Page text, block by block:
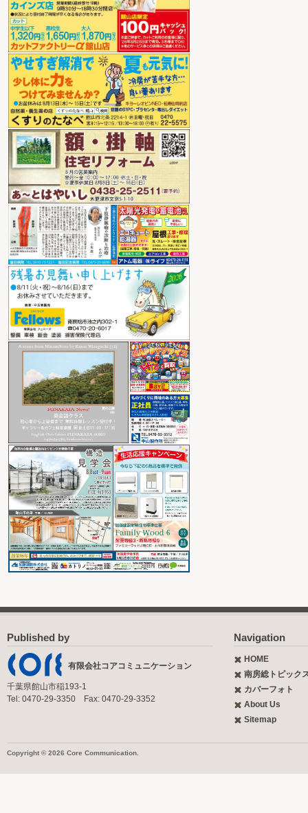
Published by
有限会社コアコミュニケーション
千葉県館山市稲193-1
Tel: 0470-29-3350 Fax: 0470-29-3352
Navigation
HOME
南房総トピック
カバーフォト
About Us
Sitemap
Copyright © 2026 Core Communication.